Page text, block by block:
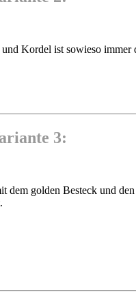
Kordel ist sowieso
3:
golden Besteck und